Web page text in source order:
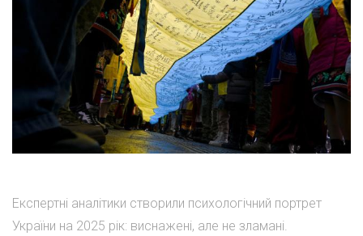
Експертні аналітики створили психологічний портрет
України на 2025 рік: виснажені, але не зламані.